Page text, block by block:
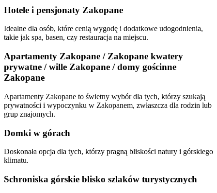
Hotele i pensjonaty Zakopane
Idealne dla osób, które cenią wygodę i dodatkowe udogodnienia,
takie jak spa, basen, czy restauracja na miejscu.
Apartamenty Zakopane / Zakopane kwatery
prywatne / wille Zakopane / domy gościnne
Zakopane
Apartamenty Zakopane to świetny wybór dla tych, którzy szukają
prywatności i wypoczynku w Zakopanem, zwłaszcza dla rodzin lub
grup znajomych.
Domki w górach
Doskonała opcja dla tych, którzy pragną bliskości natury i górskiego
klimatu.
Schroniska górskie blisko szlaków turystycznych